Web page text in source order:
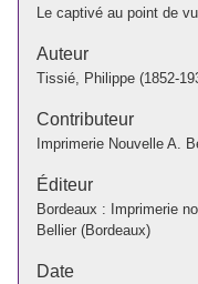
Le captivé au point de
Auteur
Tissié, Philippe (1852-
Contributeur
Imprimerie Nouvelle A.
Éditeur
Bordeaux : Imprimerie
Bellier (Bordeaux)
Date